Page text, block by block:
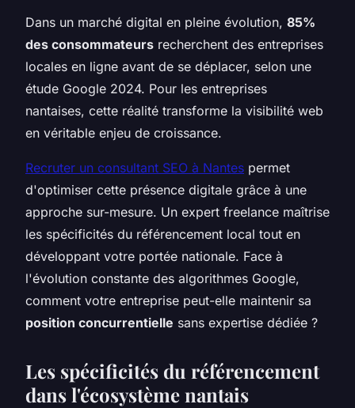
Dans un marché digital en pleine évolution, 85%
des consommateurs recherchent des entreprises
locales en ligne avant de se déplacer, selon une
étude Google 2024. Pour les entreprises
nantaises, cette réalité transforme la visibilité web
en véritable enjeu de croissance.
Recruter un consultant SEO à Nantes permet
d'optimiser cette présence digitale grâce à une
approche sur-mesure. Un expert freelance maîtrise
les spécificités du référencement local tout en
développant votre portée nationale. Face à
l'évolution constante des algorithmes Google,
comment votre entreprise peut-elle maintenir sa
position concurrentielle sans expertise dédiée ?
Les spécificités du référencement
dans l'écosystème nantais